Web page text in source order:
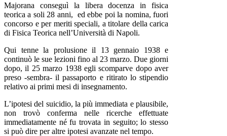
Majorana conseguì la libera docenza in fisica
teorica a soli 28 anni, ed ebbe poi la nomina, fuori
concorso e per meriti speciali, a titolare della carica
di Fisica Teorica nell’Università di Napoli.
Qui tenne la prolusione il 13 gennaio 1938 e
continuò le sue lezioni fino al 23 marzo. Due giorni
dopo, il 25 marzo 1938 egli scomparve dopo aver
preso -sembra- il passaporto e ritirato lo stipendio
relativo ai primi mesi di insegnamento.
L’ipotesi del suicidio, la più immediata e plausibile,
non trovò conferma nelle ricerche effettuate
immediatamente né fu trovata in seguito; lo stesso
si può dire per altre ipotesi avanzate nel tempo.